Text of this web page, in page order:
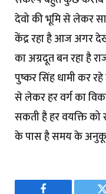
देवो की भूमि से लेकर
केंद्र रहा है आज अगर
का अग्रदूत बन रहा है
पुष्कर सिंह धामी कर
से लेकर हर वर्ग का
सकती है हर वयक्ति
के पास है समय के